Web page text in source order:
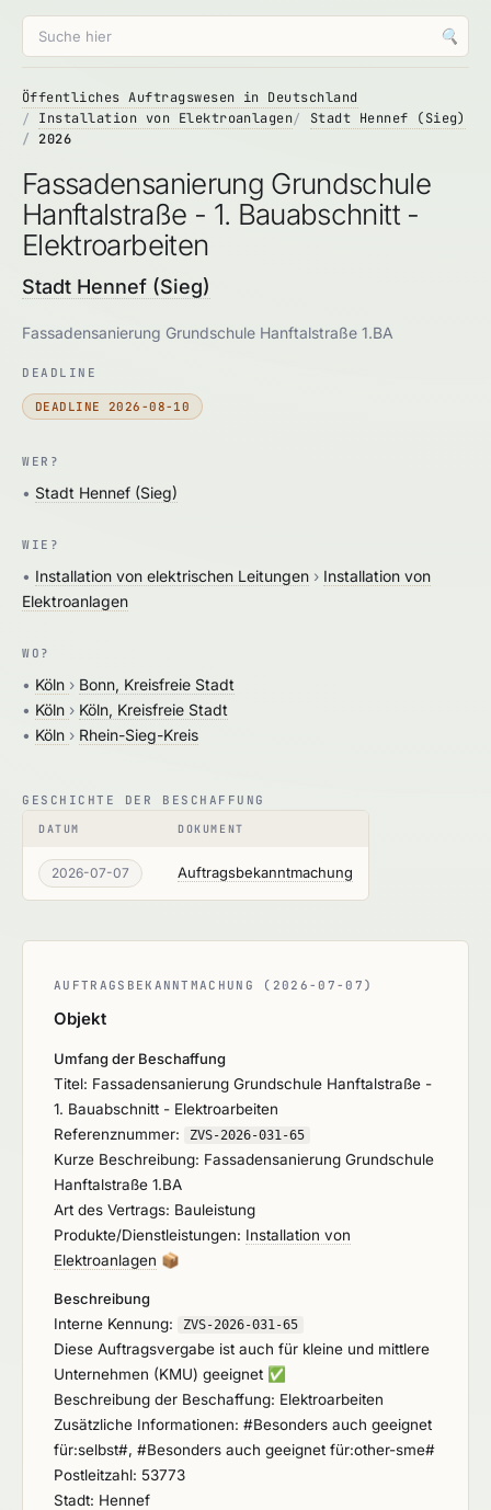
🔍
Öffentliches Auftragswesen in Deutschland
Installation von Elektroanlagen
Stadt Hennef (Sieg)
2026
Fassadensanierung Grundschule
Hanftalstraße - 1. Bauabschnitt -
Elektroarbeiten
Stadt Hennef (Sieg)
Fassadensanierung Grundschule Hanftalstraße 1.BA
DEADLINE
DEADLINE 2026-08-10
WER?
• Stadt Hennef (Sieg)
WIE?
• Installation von elektrischen Leitungen › Installation von
Elektroanlagen
WO?
• Köln › Bonn, Kreisfreie Stadt
• Köln › Köln, Kreisfreie Stadt
• Köln › Rhein-Sieg-Kreis
GESCHICHTE DER BESCHAFFUNG
DATUM DOKUMENT
2026-07-07 Auftragsbekanntmachung
AUFTRAGSBEKANNTMACHUNG (2026-07-07)
Objekt
Umfang der Beschaffung
Titel: Fassadensanierung Grundschule Hanftalstraße -
1. Bauabschnitt - Elektroarbeiten
Referenznummer:
ZVS-2026-031-65
Kurze Beschreibung: Fassadensanierung Grundschule
Hanftalstraße 1.BA
Art des Vertrags: Bauleistung
Produkte/Dienstleistungen: Installation von
Elektroanlagen 📦
Beschreibung
Interne Kennung:
ZVS-2026-031-65
Diese Auftragsvergabe ist auch für kleine und mittlere
Unternehmen (KMU) geeignet ✅
Beschreibung der Beschaffung: Elektroarbeiten
Zusätzliche Informationen: #Besonders auch geeignet
für:selbst#, #Besonders auch geeignet für:other-sme#
Postleitzahl: 53773
Stadt: Hennef